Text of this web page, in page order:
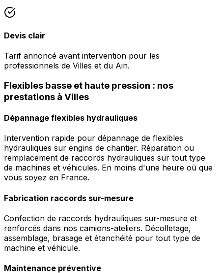
Devis clair
Tarif annoncé avant intervention pour les
professionnels de Villes et du Ain.
Flexibles basse et haute pression : nos
prestations à Villes
Dépannage flexibles hydrauliques
Intervention rapide pour dépannage de flexibles
hydrauliques sur engins de chantier. Réparation ou
remplacement de raccords hydrauliques sur tout type
de machines et véhicules. En moins d'une heure où que
vous soyez en France.
Fabrication raccords sur-mesure
Confection de raccords hydrauliques sur-mesure et
renforcés dans nos camions-ateliers. Décolletage,
assemblage, brasage et étanchéité pour tout type de
machine et véhicule.
Maintenance préventive